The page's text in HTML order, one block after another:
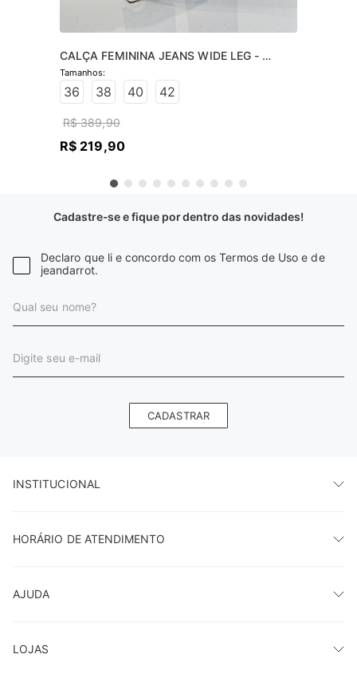
CALÇA FEMININA JEANS WIDE LEG -
JEANS CLARO
36 38 40 42
R$ 389,90
R$ 219,90
Cadastre-se e fique por dentro das novidades!
Declaro que li e concordo com os Termos de Uso e de
jeandarrot.
CADASTRAR
INSTITUCIONAL
HORÁRIO DE ATENDIMENTO
AJUDA
LOJAS